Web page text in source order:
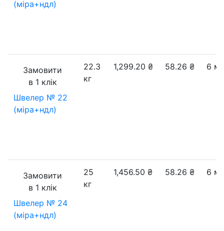
(міра+ндл)
Замовити
в 1 клік
Швелер № 22
(міра+ндл)
22.3
кг
1,299.20 ₴ 58.26 ₴ 6 м
Замовити
в 1 клік
Швелер № 24
(міра+ндл)
25
кг
1,456.50 ₴ 58.26 ₴ 6 м